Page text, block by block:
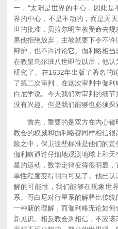
一，“太阳是世界的中心，因此是
界的中心，不是不动的，而是天
世的批准，贝拉尔明主教受命去
果他拒绝放弃，主教就要下令不
辩护，也不许讨论它。伽利略相
在教皇乌尔班八世即位以后，他
研究了。在1632年出版了著名的
了第二次审判，在这次审判中伽
白尼学说。今天我们对审判的细
没有兴趣。但是我们能够也必须探
首先，重要的是双方在内心都
教会的权威和伽利略都同样相信
险之中，保卫这些标准是他们的责
伽利略通过仔细地观测地球上和
星的运动，数学定律变得很明显
单性程度变得明白可见了。他已
解的可能性，我们能够在现象世
系。哥白尼对行星系的解释比传
一种新的理解，而伽利略无论如
新见识。相反教会则相信，不应